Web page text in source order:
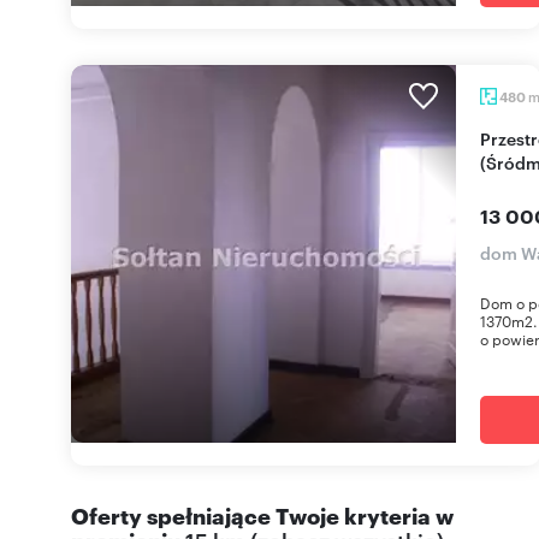
480 m
Przestronny dom 480 m² z ogrodem
13
dom
Dom o
o
Oferty spełniające Twoje kryteria w